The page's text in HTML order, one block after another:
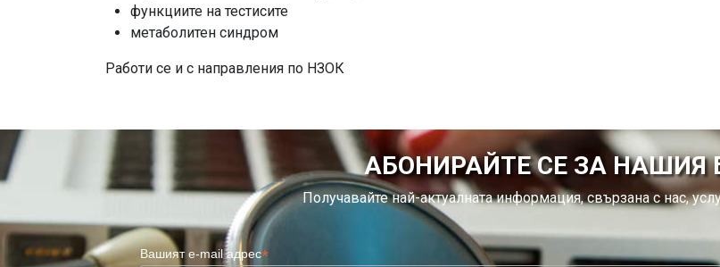
функциите на тестисите
метаболитен синдром
Работи се и с направления по НЗОК
АБОНИРАЙТЕ СЕ ЗА НАШИЯ
Получавайте най-актуалната информация, свързана с нас,
Вашият e-mail адрес*